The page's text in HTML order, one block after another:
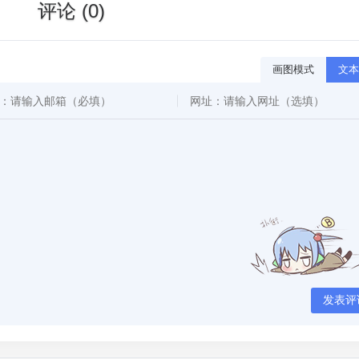
评论 (0)
画图模式 文
发表评